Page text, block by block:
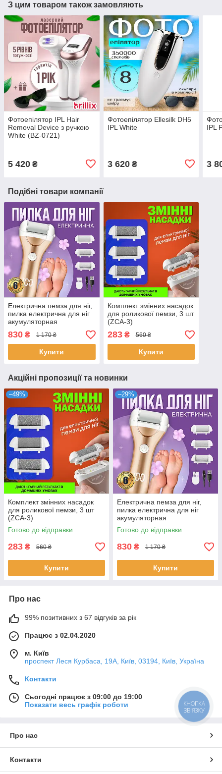
З цим товаром також замовляють
Фотоепілятор IPL Hair
Removal Device з ручкою
White (BZ-0721)
5 420 ₴
Фотоепілятор Ellesilk DH5
IPL White
3 620₴
IPL
3
Подібні товари компанії
Електрична пемза для ніг,
пилка електрична для ніг
акумуляторная
830 ₴ 1 170 ₴
Купити
Комплект змінних насадок
для роликової пемзи, 3 шт
(ZCA-3)
283₴ 560 ₴
Купити
Акційні пропозиції та новинки
–49%
Комплект змінних насадок
для роликової пемзи, 3 шт
(ZCA-3)
Готово до відправки
283 ₴ 560 ₴
Купити
–29%
Електрична пемза для ніг,
пилка електрична для ніг
акумуляторная
Готово до відправки
830 ₴ 1 170 ₴
Купити
Про нас
99% позитивних з 67 відгуків за рік
Працює з 02.04.2020
м. Київ
проспект Леся Курбаса, 19А, Київ, 03194, Київ, Україна
Контакти
Сьогодні працює з 09:00 до 19:00
Показати весь графік роботи
Про нас
Контакти
КНОПКА
ЗВ'ЯЗКУ